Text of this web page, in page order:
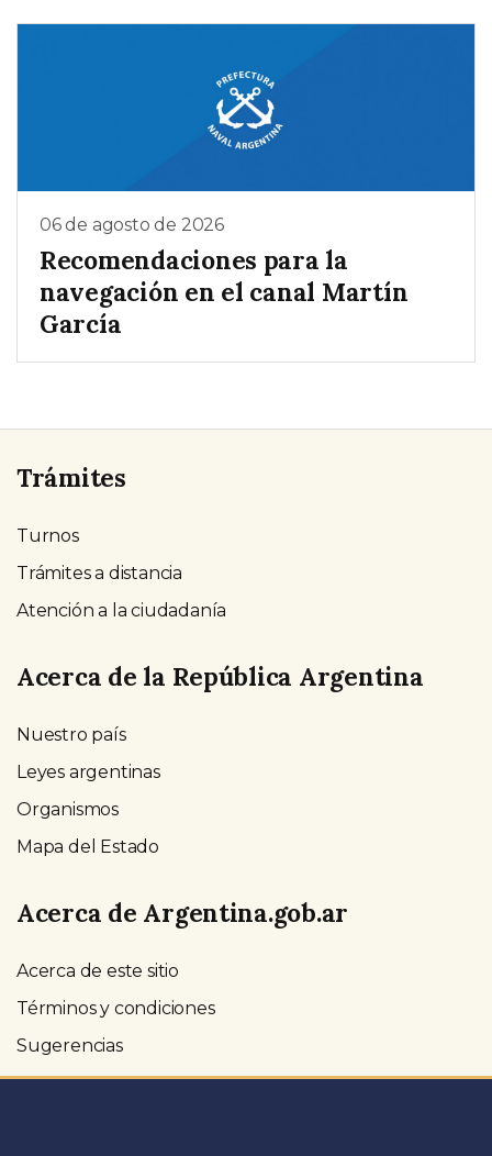
06 de agosto de 2026
Recomendaciones para la
navegación en el canal Martín
García
Trámites
Turnos
Trámites a distancia
Atención a la ciudadanía
Acerca de la República Argentina
Nuestro país
Leyes argentinas
Organismos
Mapa del Estado
Acerca de Argentina.gob.ar
Acerca de este sitio
Términos y condiciones
Sugerencias